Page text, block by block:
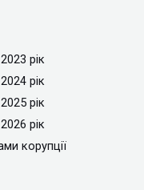
рік
рік
рік
рік
корупції